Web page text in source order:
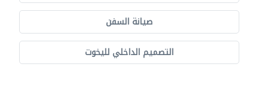
صيانة السفن
التصميم الداخلي لليخوت